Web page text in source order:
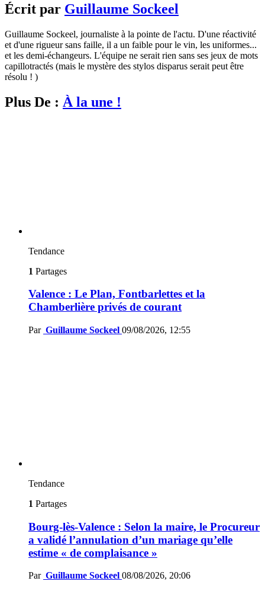
Écrit par Guillaume Sockeel
Guillaume Sockeel, journaliste à la pointe de l'actu. D'une réactivité
et d'une rigueur sans faille, il a un faible pour le vin, les uniformes...
et les demi-échangeurs. L'équipe ne serait rien sans ses jeux de mots
capillotractés (mais le mystère des stylos disparus serait peut être
résolu ! )
Plus De : À la une !
Tendance
1 Partages
Valence : Le Plan, Fontbarlettes et la
Chamberlière privés de courant
Par Guillaume Sockeel 09/08/2026, 12:55
Tendance
1 Partages
Bourg-lès-Valence : Selon la maire, le Procureur
a validé l’annulation d’un mariage qu’elle
estime « de complaisance »
Par Guillaume Sockeel 08/08/2026, 20:06